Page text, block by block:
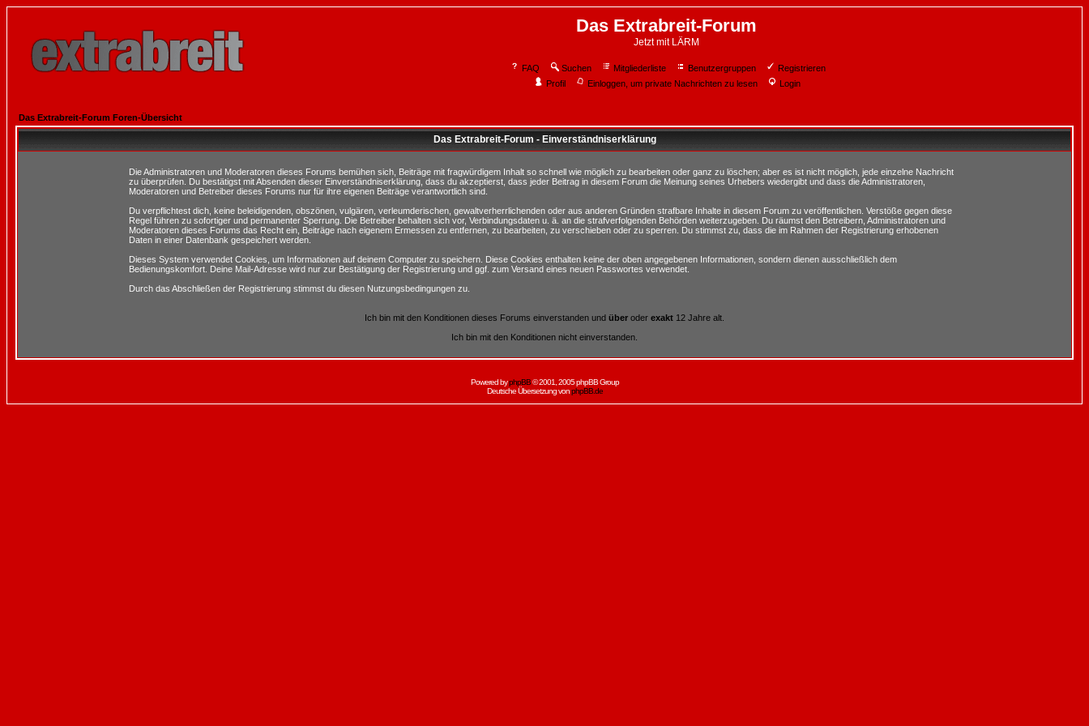
Das Extrabreit-Forum
Jetzt mit LÄRM
FAQ Suchen Mitgliederliste Benutzergruppen
Registrieren
Profil
Einloggen, um private Nachrichten zu lesen Login
Das Extrabreit-Forum Foren-Übersicht
Das Extrabreit-Forum - Einverständniserklärung
Die Administratoren und Moderatoren dieses Forums bemühen sich, Beiträge mit fragwürdigem Inhalt so schnell wie möglich zu bearbeiten oder ganz zu löschen; aber es ist nicht möglich, jede einzelne Nachricht
zu überprüfen. Du bestätigst mit Absenden dieser Einverständniserklärung, dass du akzeptierst, dass jeder Beitrag in diesem Forum die Meinung seines Urhebers wiedergibt und dass die Administratoren,
Moderatoren und Betreiber dieses Forums nur für ihre eigenen Beiträge verantwortlich sind.
Du verpflichtest dich, keine beleidigenden, obszönen, vulgären, verleumderischen, gewaltverherrlichenden oder aus anderen Gründen strafbare Inhalte in diesem Forum zu veröffentlichen. Verstöße gegen diese
Regel führen zu sofortiger und permanenter Sperrung. Die Betreiber behalten sich vor, Verbindungsdaten u. ä. an die strafverfolgenden Behörden weiterzugeben. Du räumst den Betreibern, Administratoren und
Moderatoren dieses Forums das Recht ein, Beiträge nach eigenem Ermessen zu entfernen, zu bearbeiten, zu verschieben oder zu sperren. Du stimmst zu, dass die im Rahmen der Registrierung erhobenen
Daten in einer Datenbank gespeichert werden.
Dieses System verwendet Cookies, um Informationen auf deinem Computer zu speichern. Diese Cookies enthalten keine der oben angegebenen Informationen, sondern dienen ausschließlich dem
Bedienungskomfort. Deine Mail-Adresse wird nur zur Bestätigung der Registrierung und ggf. zum Versand eines neuen Passwortes verwendet.
Durch das Abschließen der Registrierung stimmst du diesen Nutzungsbedingungen zu.
Ich bin mit den Konditionen dieses Forums einverstanden und über oder exakt 12 Jahre alt.
Ich bin mit den Konditionen nicht einverstanden.
Powered byphpBB© 2001, 2005 phpBB Group
Deutsche Übersetzung vonphpBB.de